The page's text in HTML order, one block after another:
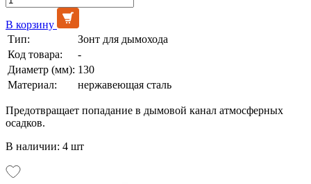
В корзину
Тип:
Зонт для дымохода
Код товара:
-
Диаметр (мм): 130
Материал:
нержавеющая сталь
Предотвращает попадание в дымовой канал атмосферных
осадков.
В наличии: 4 шт